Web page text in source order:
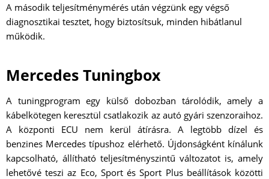
A második teljesítménymérés után végzünk egy végső
diagnosztikai tesztet, hogy biztosítsuk, minden hibátlanul
működik.
Mercedes Tuningbox
A tuningprogram egy külső dobozban tárolódik, amely a
kábelkötegen keresztül csatlakozik az autó gyári szenzoraihoz.
A központi ECU nem kerül átírásra. A legtöbb dízel és
benzines Mercedes típushoz elérhető. Újdonságként kínálunk
kapcsolható, állítható teljesítményszintű változatot is, amely
lehetővé teszi az Eco, Sport és Sport Plus beállítások közötti